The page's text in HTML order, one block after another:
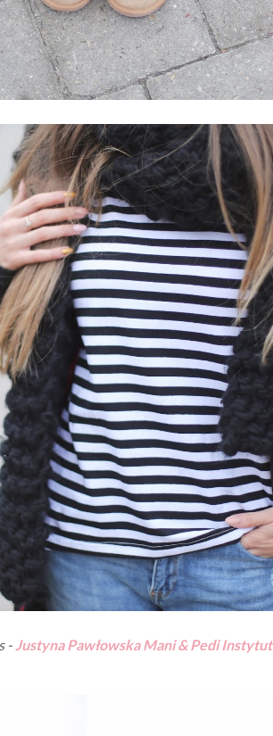
- Justyna Pawłowska Mani & Pedi Instytut